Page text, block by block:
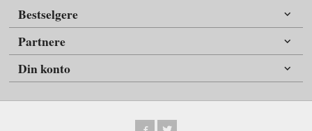
Bestselgere
Partnere
Din konto